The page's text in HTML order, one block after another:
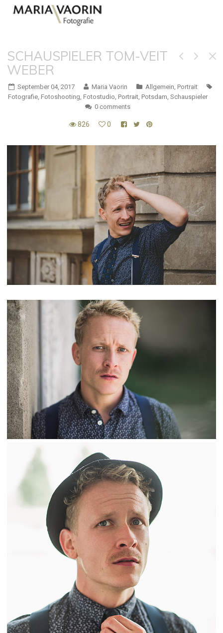
SCHAUSPIELER TOM-VEIT
WEBER
September 04, 2017 Maria Vaorin Allgemein Portrait
Fotografie Fotoshooting Fotostudio Portrait Potsdam Schauspieler
0 comments
826 0